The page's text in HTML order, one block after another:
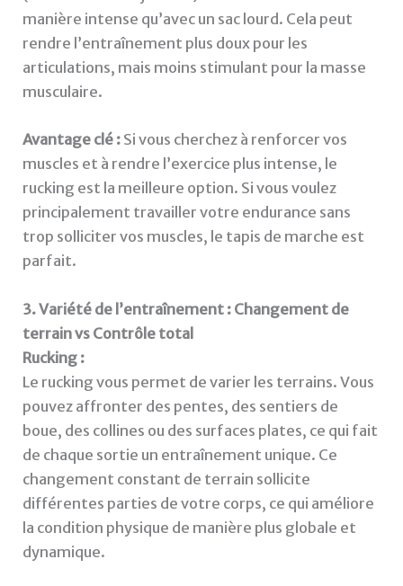
manière intense qu’avec un sac lourd. Cela peut
rendre l’entraînement plus doux pour les
articulations, mais moins stimulant pour la masse
musculaire.
Avantage clé : Si vous cherchez à renforcer vos
muscles et à rendre l’exercice plus intense, le
rucking est la meilleure option. Si vous voulez
principalement travailler votre endurance sans
trop solliciter vos muscles, le tapis de marche est
parfait.
3. Variété de l’entraînement : Changement de
terrain vs Contrôle total
Rucking :
Le rucking vous permet de varier les terrains. Vous
pouvez affronter des pentes, des sentiers de
boue, des collines ou des surfaces plates, ce qui fait
de chaque sortie un entraînement unique. Ce
changement constant de terrain sollicite
différentes parties de votre corps, ce qui améliore
la condition physique de manière plus globale et
dynamique.